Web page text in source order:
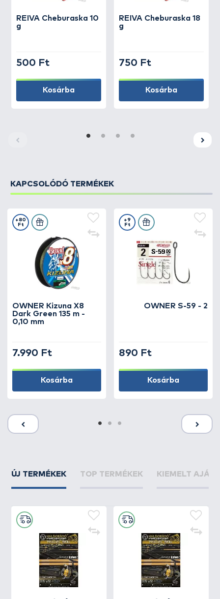
REIVA Cheburaska 10
g
500 Ft
Kosárba
REIVA Cheburaska 18
g
750 Ft
Kosárba
KAPCSOLÓDÓ TERMÉKEK
OWNER Kizuna X8
Dark Green 135 m -
0,10 mm
+80
Ft
7.990 Ft
Kosárba
OWNER S-59 - 2
+9
Ft
890 Ft
Kosárba
ÚJ TERMÉKEK TOP TERMÉKEK KIEMELT